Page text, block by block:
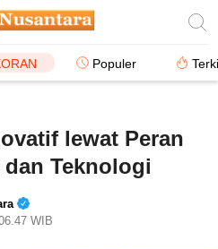
Populer
lewat Peran
Teknologi
WIB